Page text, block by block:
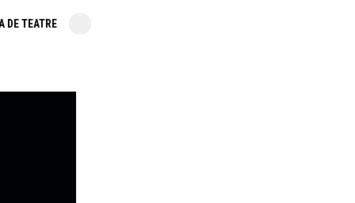
DE TEATRE